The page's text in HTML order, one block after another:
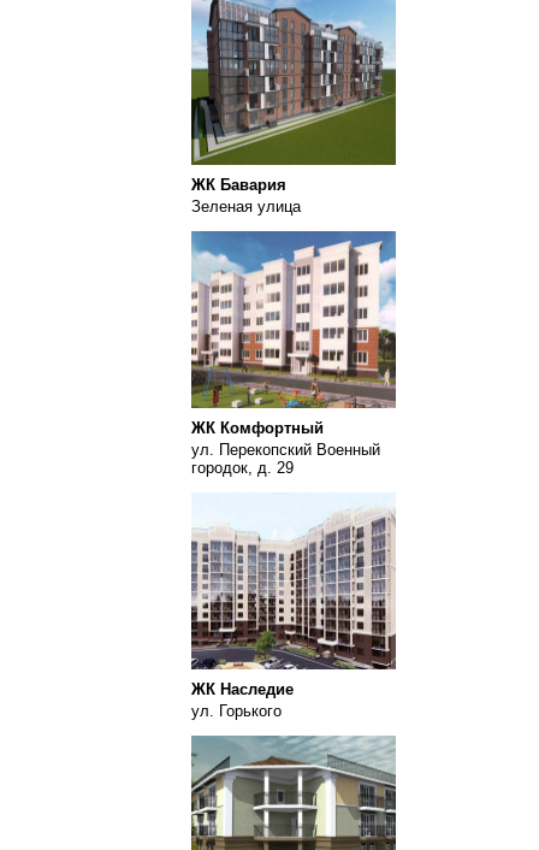
ЖК Бавария
Зеленая улица
ЖК Комфортный
ул. Перекопский Военный
городок, д. 29
ЖК Наследие
ул. Горького